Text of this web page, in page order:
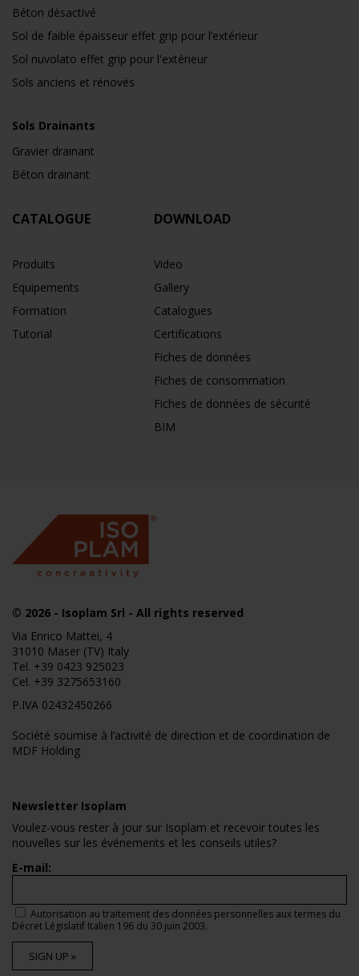
Béton désactivé
Sol de faible épaisseur effet grip pour l’extérieur
Sol nuvolato effet grip pour l'extérieur
Sols anciens et rénovés
Sols Drainants
Gravier drainant
Béton drainant
CATALOGUE
Produits
Equipements
Formation
Tutorial
DOWNLOAD
Video
Gallery
Catalogues
Certifications
Fiches de données
Fiches de consommation
Fiches de données de sécurité
BIM
© 2026 - Isoplam Srl - All rights reserved
Via Enrico Mattei, 4
31010 Maser (TV) Italy
Tel. +39 0423 925023
Cel. +39 3275653160
P.IVA 02432450266
Société soumise à l’activité de direction et de coordination de
MDF Holding
Newsletter Isoplam
Voulez-vous rester à jour sur Isoplam et recevoir toutes les
nouvelles sur les événements et les conseils utiles?
E-mail:
Autorisation au traitement des données personnelles aux termes du
Décret Législatif Italien 196 du 30 juin 2003.
SIGN UP »